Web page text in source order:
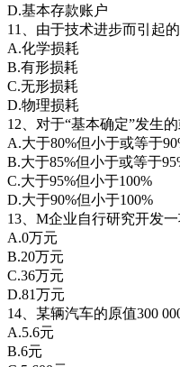
D.基本存款账户
11、由于技术进步而引起
A.化学损耗
B.有形损耗
C.无形损耗
D.物理损耗
12、对于“基本确定”发生
A.大于80%但小于或等于
B.大于85%但小于或等于
C.大于95%但小于100%
D.大于90%但小于100%
13、M企业自行研究开发
A.0万元
B.20万元
C.36万元
D.81万元
14、某辆汽车的原值300
A.5.6元
B.6元